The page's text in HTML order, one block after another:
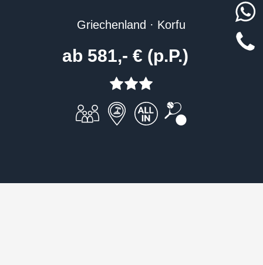
Griechenland · Korfu
ab 581,- € (p.P.)